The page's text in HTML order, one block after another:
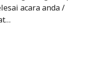
acara anda /